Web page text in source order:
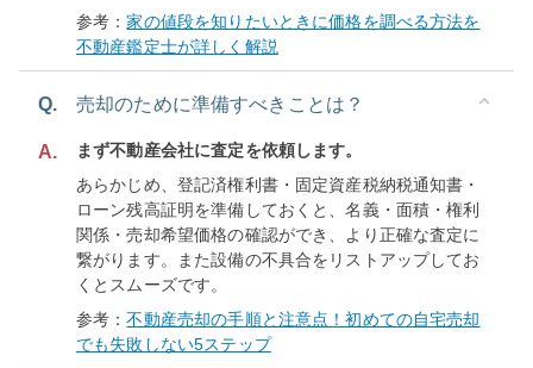
参考：家の値段を知りたいときに価格を調べる方法を
不動産鑑定士が詳しく解説
Q. 売却のために準備すべきことは？
A.
まず不動産会社に査定を依頼します。
あらかじめ、登記済権利書・固定資産税納税通知書・
ローン残高証明を準備しておくと、名義・面積・権利
関係・売却希望価格の確認ができ、より正確な査定に
繋がります。また設備の不具合をリストアップしてお
くとスムーズです。
参考：不動産売却の手順と注意点！初めての自宅売却
でも失敗しない5ステップ